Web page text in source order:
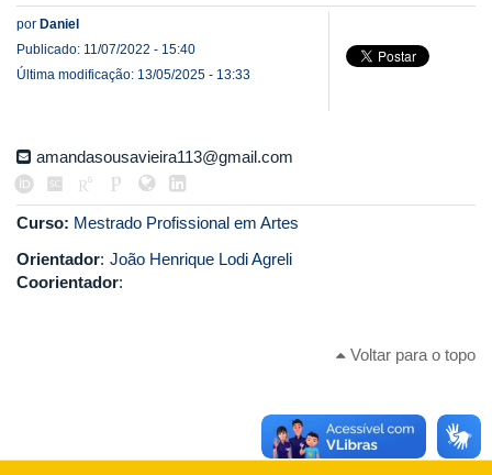
por Daniel
Publicado: 11/07/2022 - 15:40
Última modificação: 13/05/2025 - 13:33
amandasousavieira113@gmail.com
Curso: Mestrado Profissional em Artes
Orientador: João Henrique Lodi Agreli
Coorientador:
Voltar para o topo